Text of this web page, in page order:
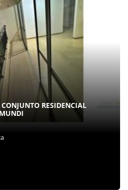
RESIDENCIAL